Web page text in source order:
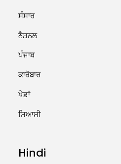
10:05 PM
8 Gold Medals on Day
11:06 AM
Citizens to Leave
11:04 AM
Twin Sisters
ਸੰਸਾਰ
ਨੈਸ਼ਨਲ
ਪੰਜਾਬ
ਕਾਰੋਬਾਰ
ਖੇਡਾਂ
ਸਿਆਸੀ
Hindi